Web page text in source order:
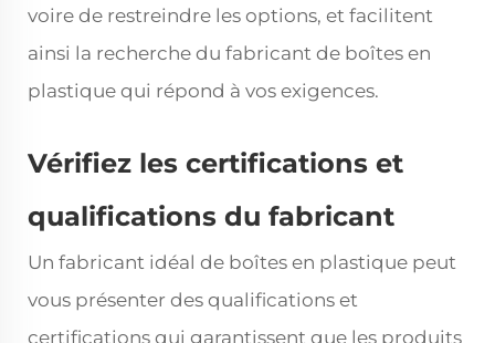
voire de restreindre les options, et facilitent
ainsi la recherche du fabricant de boîtes en
plastique qui répond à vos exigences.
Vérifiez les certifications et
qualifications du fabricant
Un fabricant idéal de boîtes en plastique peut
vous présenter des qualifications et
certifications qui garantissent que les produits